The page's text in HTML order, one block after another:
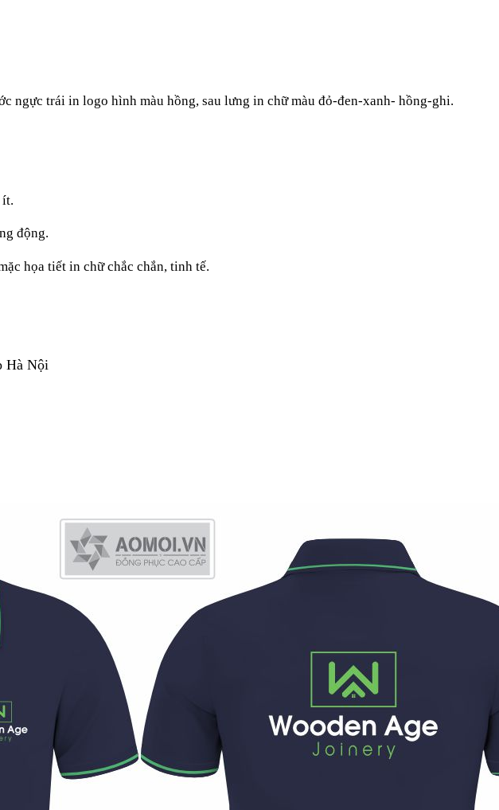
ngực trái in logo hình màu hồng, sau lưng in chữ màu đỏ-đen-xanh- hồng-ghi.
ít.
động.
họa tiết in chữ chắc chắn, tinh tế.
Hà Nội